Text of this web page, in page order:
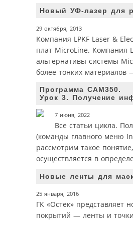
Новый УФ-лазер для
29 октября, 2013
Компания LPKF Laser &
плат MicroLine. Компания
альтернативы системы
более тонких материалов
Программа САМ350.
Урок 3. Получение
7 июня, 2022
Все статьи цикла.
(команды главного меню
рассмотрим такое
осуществляется в
Новые ленты для
25 января, 2016
ГК «Остек» представляет
покрытий — ленты и